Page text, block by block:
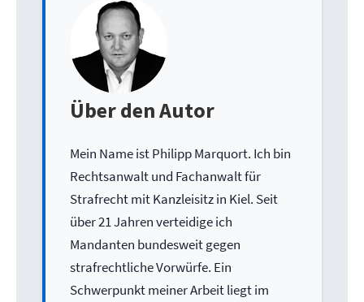
Über den Autor
Mein Name ist Philipp Marquort. Ich bin
Rechtsanwalt und Fachanwalt für
Strafrecht mit Kanzleisitz in Kiel. Seit
über 21 Jahren verteidige ich
Mandanten bundesweit gegen
strafrechtliche Vorwürfe. Ein
Schwerpunkt meiner Arbeit liegt im